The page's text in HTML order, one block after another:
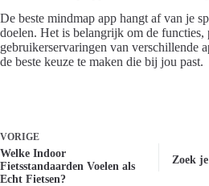
De beste mindmap app hangt af van je
doelen. Het is belangrijk om de functies,
gebruikerservaringen van verschillende
de beste keuze te maken die bij jou past.
VORIGE
Welke Indoor
Fietsstandaarden Voelen als
Echt Fietsen?
Zoek